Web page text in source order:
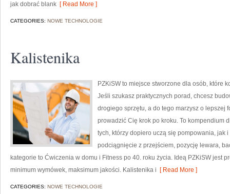
jak dobrać blank [ Read More ]
CATEGORIES: NOWE TECHNOLOGIE
Kalistenika
PZKiSW to miejsce stworzone dla osób, które
Jeśli szukasz praktycznych porad, chcesz
drogiego sprzętu, a do tego marzysz o lepszej
prowadzić Cię krok po kroku. To kompendium
tych, którzy dopiero uczą się pompowania, jak
podciągnięcie z przejściem, pozycję lewara,
kategorie to Ćwiczenia w domu i Fitness po 40. roku życia. Ideą PZKiSW jest
minimum wymówek, maksimum jakości. Kalistenika i [ Read More ]
CATEGORIES: NOWE TECHNOLOGIE